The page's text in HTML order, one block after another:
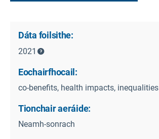
Dáta foilsithe:
2021
Eochairfhocail:
co-benefits, health impacts, inequalities
Tionchair aeráide:
Neamh-sonrach